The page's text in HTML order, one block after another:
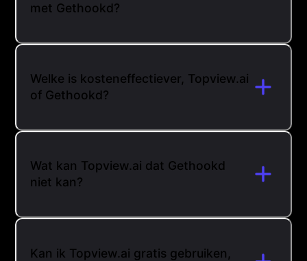
met Gethookd?
Welke is kosteneffectiever, Topview.ai
of Gethookd?
Wat kan Topview.ai dat Gethookd
niet kan?
Kan ik Topview.ai gratis gebruiken,